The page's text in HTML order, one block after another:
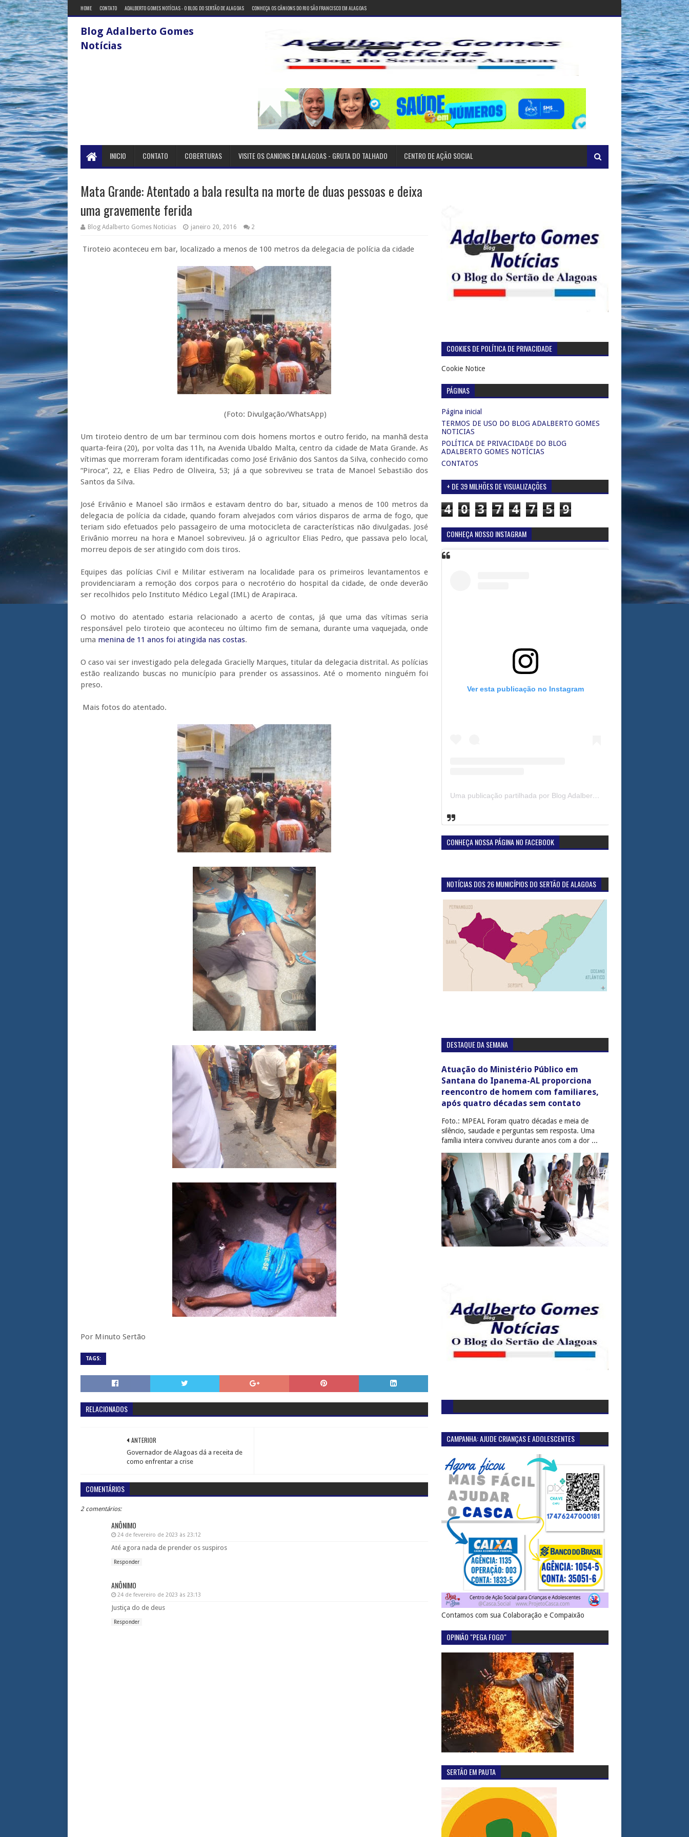
HOME CONTATO ADALBERTO GOMES NOTÍCIAS - O BLOG DO SERTÃO DE ALAGOAS CONHEÇA OS CÂNIONS DO RIO SÃO FRANCISCO EM ALAGOAS
Blog Adalberto Gomes
Notícias
INICIO CONTATO COBERTURAS VISITE OS CANIONS EM ALAGOAS - GRUTA DO TALHADO CENTRO DE AÇÃO SOCIAL
Mata Grande: Atentado a bala resulta na morte de duas pessoas e deixa
uma gravemente ferida
Blog Adalberto Gomes Noticias janeiro 20, 2016 2
Tiroteio aconteceu em bar, localizado a menos de 100 metros da delegacia de polícia da cidade
(Foto: Divulgação/WhatsApp)
Um tiroteio dentro de um bar terminou com dois homens mortos e outro ferido, na manhã desta
quarta-feira (20), por volta das 11h, na Avenida Ubaldo Malta, centro da cidade de Mata Grande. As
vítimas que morreram foram identificadas como José Erivânio dos Santos da Silva, conhecido como
“Piroca”, 22, e Elias Pedro de Oliveira, 53; já a que sobreviveu se trata de Manoel Sebastião dos
Santos da Silva.
José Erivânio e Manoel são irmãos e estavam dentro do bar, situado a menos de 100 metros da
delegacia de polícia da cidade, quando foram alvejados com vários disparos de arma de fogo, que
teriam sido efetuados pelo passageiro de uma motocicleta de características não divulgadas. José
Erivânio morreu na hora e Manoel sobreviveu. Já o agricultor Elias Pedro, que passava pelo local,
morreu depois de ser atingido com dois tiros.
Equipes das polícias Civil e Militar estiveram na localidade para os primeiros levantamentos e
providenciaram a remoção dos corpos para o necrotério do hospital da cidade, de onde deverão
ser recolhidos pelo Instituto Médico Legal (IML) de Arapiraca.
O motivo do atentado estaria relacionado a acerto de contas, já que uma das vítimas seria
responsável pelo tiroteio que aconteceu no último fim de semana, durante uma vaquejada, onde
uma menina de 11 anos foi atingida nas costas.
O caso vai ser investigado pela delegada Gracielly Marques, titular da delegacia distrital. As polícias
estão realizando buscas no município para prender os assassinos. Até o momento ninguém foi
preso.
Mais fotos do atentado.
Por Minuto Sertão
TAGS:
RELACIONADOS
ANTERIOR
Governador de Alagoas dá a receita de
como enfrentar a crise
COMENTÁRIOS
2 comentários:
ANÔNIMO
24 de fevereiro de 2023 às 23:12
Até agora nada de prender os suspiros
Responder
ANÔNIMO
24 de fevereiro de 2023 às 23:13
Justiça do de deus
Responder
COOKIES DE POLÍTICA DE PRIVACIDADE
Cookie Notice
PÁGINAS
Página inicial
TERMOS DE USO DO BLOG ADALBERTO GOMES
NOTICIAS
POLÍTICA DE PRIVACIDADE DO BLOG
ADALBERTO GOMES NOTÍCIAS
CONTATOS
+ DE 39 MILHÕES DE VISUALIZAÇÕES
4 0 3 7 4 7 5 9
CONHEÇA NOSSO INSTAGRAM
Ver esta publicação no Instagram
Uma publicação partilhada por Blog Adalberto Gomes Noticias (@blogadalbertogomesnoticiass)
CONHEÇA NOSSA PÁGINA NO FACEBOOK
NOTÍCIAS DOS 26 MUNICÍPIOS DO SERTÃO DE ALAGOAS
DESTAQUE DA SEMANA
Atuação do Ministério Público em
Santana do Ipanema-AL proporciona
reencontro de homem com familiares,
após quatro décadas sem contato
Foto.: MPEAL Foram quatro décadas e meia de
silêncio, saudade e perguntas sem resposta. Uma
família inteira conviveu durante anos com a dor ...
CAMPANHA: AJUDE CRIANÇAS E ADOLESCENTES
Contamos com sua Colaboração e Compaixão
OPINIÃO "PEGA FOGO"
SERTÃO EM PAUTA